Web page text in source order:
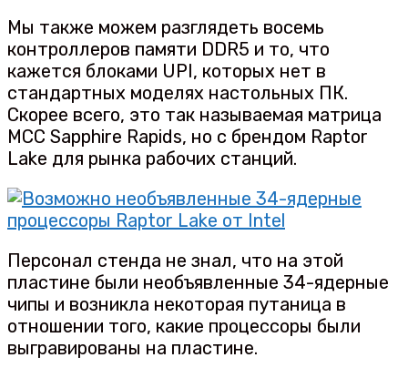
Мы также можем разглядеть восемь
контроллеров памяти DDR5 и то, что
кажется блоками UPI, которых нет в
стандартных моделях настольных ПК.
Скорее всего, это так называемая матрица
MCC Sapphire Rapids, но с брендом Raptor
Lake для рынка рабочих станций.
Персонал стенда не знал, что на этой
пластине были необъявленные 34-ядерные
чипы и возникла некоторая путаница в
отношении того, какие процессоры были
выгравированы на пластине.